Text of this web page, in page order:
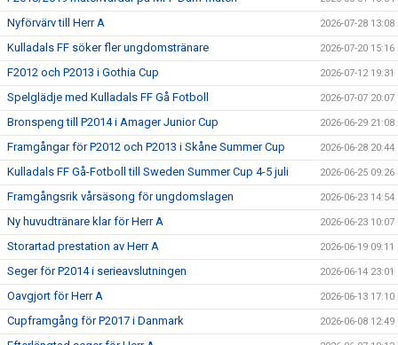
Nyförvärv till Herr A 2026-07-28 13:08
Kulladals FF söker fler ungdomstränare 2026-07-20 15:16
F2012 och P2013 i Gothia Cup 2026-07-12 19:31
Spelglädje med Kulladals FF Gå Fotboll 2026-07-07 20:07
Bronspeng till P2014 i Amager Junior Cup 2026-06-29 21:08
Framgångar för P2012 och P2013 i Skåne Summer Cup 2026-06-28 20:44
Kulladals FF Gå-Fotboll till Sweden Summer Cup 4-5 juli 2026-06-25 09:26
Framgångsrik vårsäsong för ungdomslagen 2026-06-23 14:54
Ny huvudtränare klar för Herr A 2026-06-23 10:07
Storartad prestation av Herr A 2026-06-19 09:11
Seger för P2014 i serieavslutningen 2026-06-14 23:01
Oavgjort för Herr A 2026-06-13 17:10
Cupframgång för P2017 i Danmark 2026-06-08 12:49